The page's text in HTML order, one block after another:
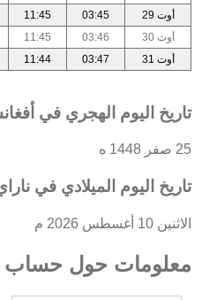
أوت 29
03:45
11:45
أوت 30
03:46
11:45
أوت 31
03:47
11:44
تاريخ اليوم الهجري في
25 صفر 1448 ه
تاريخ اليوم الميلادي في
الاثنين 10 أغسطس 2026 م
معلومات حول حساب